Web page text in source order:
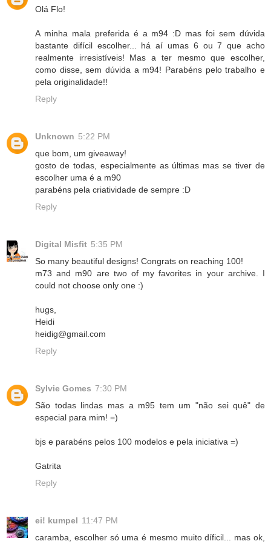
Olá Flo!
A minha mala preferida é a m94 :D mas foi sem dúvida
bastante difícil escolher... há aí umas 6 ou 7 que acho
realmente irresistíveis! Mas a ter mesmo que escolher,
como disse, sem dúvida a m94! Parabéns pelo trabalho e
pela originalidade!!
Reply
Unknown 5:22 PM
que bom, um giveaway!
gosto de todas, especialmente as últimas mas se tiver de
escolher uma é a m90
parabéns pela criatividade de sempre :D
Reply
Digital Misfit 5:35 PM
So many beautiful designs! Congrats on reaching 100!
m73 and m90 are two of my favorites in your archive. I
could not choose only one :)
hugs,
Heidi
heidig@gmail.com
Reply
Sylvie Gomes 7:30 PM
São todas lindas mas a m95 tem um "não sei quê" de
especial para mim! =)
bjs e parabéns pelos 100 modelos e pela iniciativa =)
Gatrita
Reply
ei! kumpel 11:47 PM
caramba, escolher só uma é mesmo muito díficil... mas ok,